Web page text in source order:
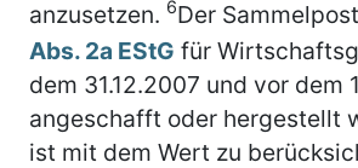
anzusetzen. 6Der
Abs. 2a EStG für
dem 31.12.2007 und vor dem
angeschafft oder hergestellt
ist mit dem Wert zu